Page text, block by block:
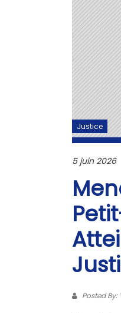
Justice
5 juin 2026
Posted By: